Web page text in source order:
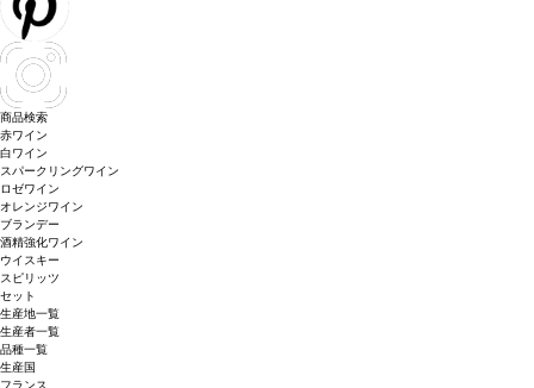
商品検索
赤ワイン
白ワイン
スパークリングワイン
ロゼワイン
オレンジワイン
ブランデー
酒精強化ワイン
ウイスキー
スピリッツ
セット
生産地一覧
生産者一覧
品種一覧
生産国